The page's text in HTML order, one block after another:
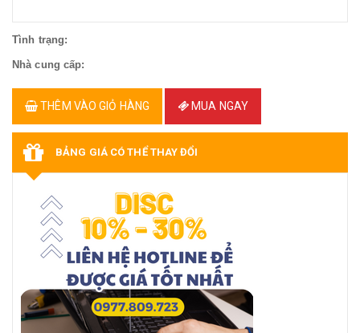
Tình trạng:
Nhà cung cấp:
THÊM VÀO GIỎ HÀNG MUA NGAY
BẢNG GIÁ CÓ THỂ THAY ĐỔI